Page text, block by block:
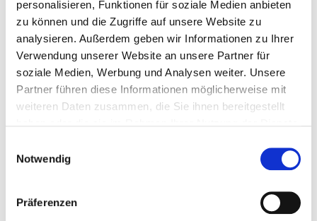
personalisieren, Funktionen für soziale Medien anbieten
zu können und die Zugriffe auf unsere Website zu
analysieren. Außerdem geben wir Informationen zu Ihrer
Verwendung unserer Website an unsere Partner für
soziale Medien, Werbung und Analysen weiter. Unsere
Partner führen diese Informationen möglicherweise mit
weiteren Daten zusammen, die Sie ihnen bereitgestellt
Notwendig
Präferenzen
4251314715234
900694 4,3 x 80 mm TX20 250 Stück
4251314715241